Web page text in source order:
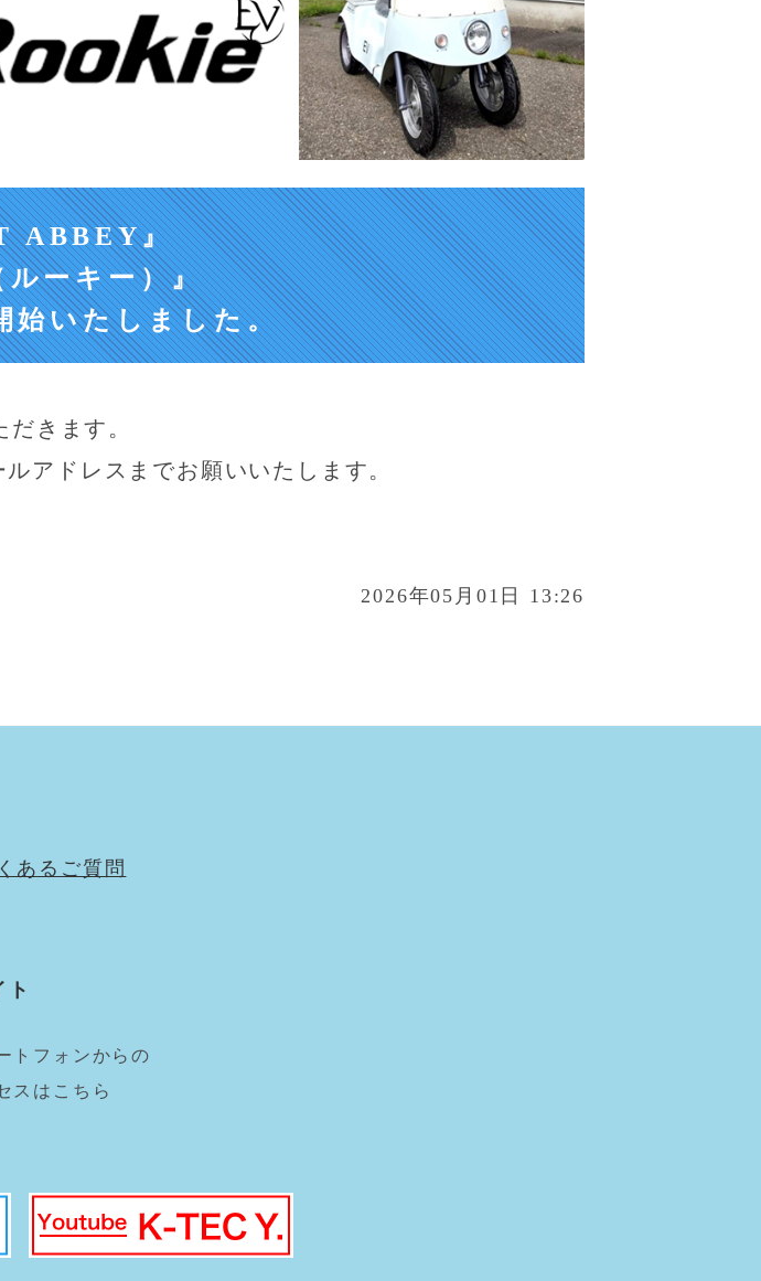
ABBEY』
ーキー）』
始いたしました。
きます。
アドレスまでお願いいたします。
2026年05月01日 13:26
あるご質問
ト
トフォンからの
スはこちら